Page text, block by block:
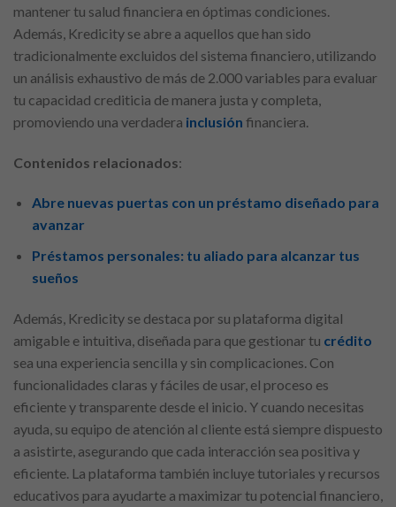
mantener tu salud financiera en óptimas condiciones.
Además, Kredicity se abre a aquellos que han sido
tradicionalmente excluidos del sistema financiero, utilizando
un análisis exhaustivo de más de 2.000 variables para evaluar
tu capacidad crediticia de manera justa y completa,
promoviendo una verdadera inclusión financiera.
Contenidos relacionados:
Abre nuevas puertas con un préstamo diseñado para
avanzar
Préstamos personales: tu aliado para alcanzar tus
sueños
Además, Kredicity se destaca por su plataforma digital
amigable e intuitiva, diseñada para que gestionar tu crédito
sea una experiencia sencilla y sin complicaciones. Con
funcionalidades claras y fáciles de usar, el proceso es
eficiente y transparente desde el inicio. Y cuando necesitas
ayuda, su equipo de atención al cliente está siempre dispuesto
a asistirte, asegurando que cada interacción sea positiva y
eficiente. La plataforma también incluye tutoriales y recursos
educativos para ayudarte a maximizar tu potencial financiero,